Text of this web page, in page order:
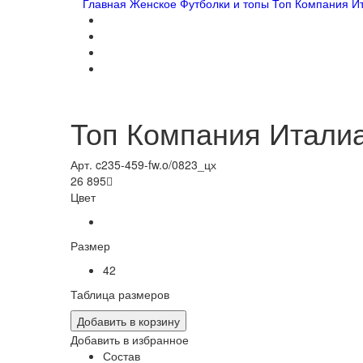
Главная Женское Футболки и топы Топ Компания
Топ Компания
Арт. c235-459-fw.o/0823_цх
26 895
Цвет
Размер
42
Таблица размеров
Добавить в корзину
Добавить в избранное
Состав